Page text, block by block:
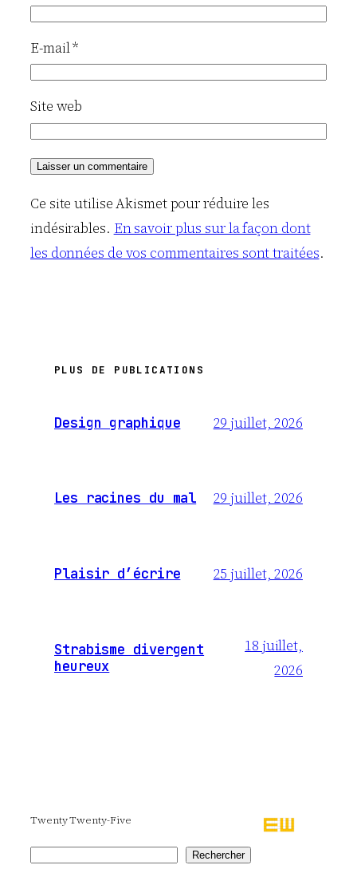
E-mail*
Site web
Ce site utilise Akismet pour réduire les
indésirables. En savoir plus sur la façon dont
les données de vos commentaires sont traitées.
PLUS DE PUBLICATIONS
Design graphique 29 juillet, 2026
Les racines du mal 29 juillet, 2026
Plaisir d’écrire 25 juillet, 2026
Strabisme divergent
heureux
18 juillet,
2026
Twenty Twenty-Five
Rechercher